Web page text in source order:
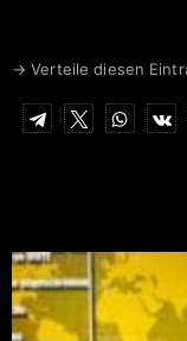
→ Verteile diesen